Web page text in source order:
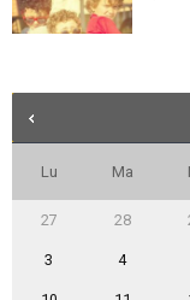
Lu Ma
27 28
3 4